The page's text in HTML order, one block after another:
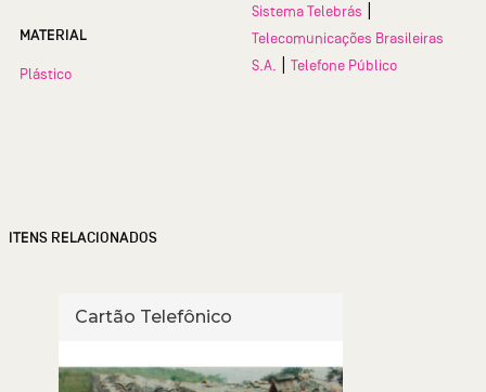
MATERIAL
Plástico
Sistema Telebrás
Telecomunicações Brasileiras
S.A.
Telefone Público
ITENS RELACIONADOS
Cartão Telefônico